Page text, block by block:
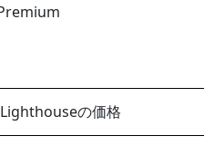
の価格